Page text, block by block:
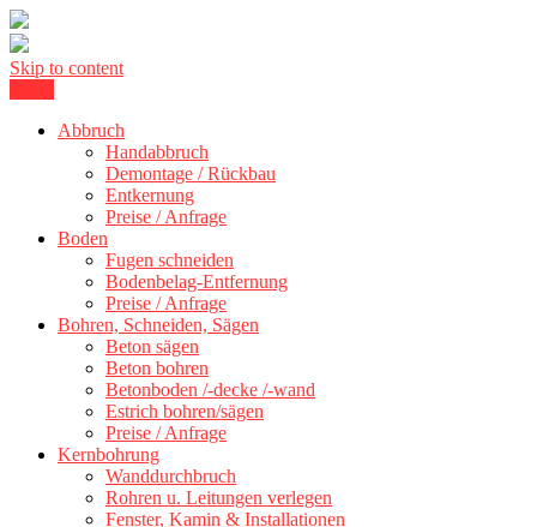
Skip to content
BBS Technik GmbH
300 kmAbbruch
Handabbruch
Demontage / Rückbau
Entkernung
Preise / Anfrage
Boden
Fugen schneiden
Bodenbelag-Entfernung
Preise / Anfrage
Bohren, Schneiden, Sägen
Beton sägen
Beton bohren
Betonboden /-decke /-wand
Estrich bohren/sägen
Preise / Anfrage
Kernbohrung
Wanddurchbruch
Rohren u. Leitungen verlegen
Fenster, Kamin & Installationen